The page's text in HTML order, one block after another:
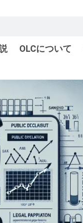
OLCについて